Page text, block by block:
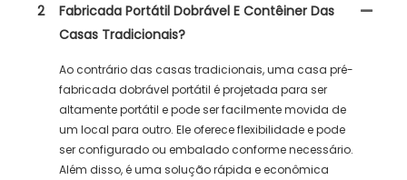
2
Fabricada Portátil Dobrável E Contêiner Das
Casas Tradicionais?
Ao contrário das casas tradicionais, uma casa pré-
fabricada dobrável portátil é projetada para ser
altamente portátil e pode ser facilmente movida de
um local para outro. Ele oferece flexibilidade e pode
ser configurado ou embalado conforme necessário.
Além disso, é uma solução rápida e econômica